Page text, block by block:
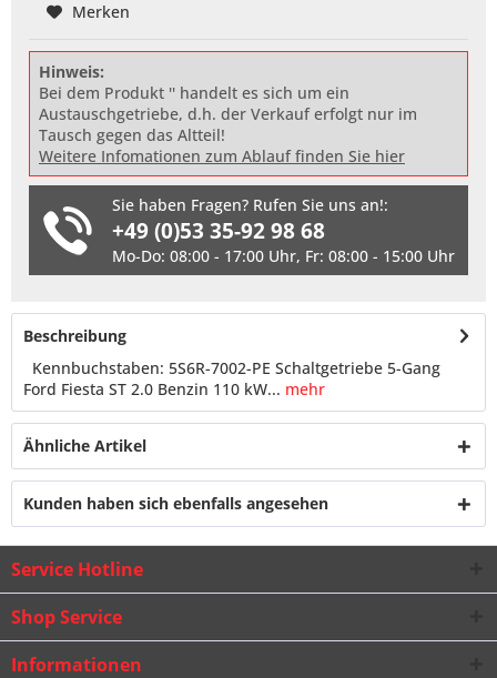
Merken
Hinweis:
Bei dem Produkt '' handelt es sich um ein
Austauschgetriebe, d.h. der Verkauf erfolgt nur im
Tausch gegen das Altteil!
Weitere Infomationen zum Ablauf finden Sie hier
Sie haben Fragen? Rufen Sie uns an!:
+49 (0)53 35-92 98 68
Mo-Do: 08:00 - 17:00 Uhr, Fr: 08:00 - 15:00 Uhr
Beschreibung
Kennbuchstaben: 5S6R-7002-PE Schaltgetriebe 5-Gang
Ford Fiesta ST 2.0 Benzin 110 kW... mehr
Ähnliche Artikel
Kunden haben sich ebenfalls angesehen
Service Hotline
Shop Service
Informationen